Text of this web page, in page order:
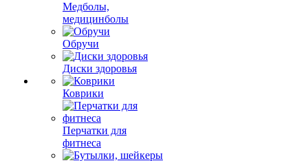
Медболы,
медицинболы
Обручи
Диски здоровья
Коврики
Перчатки для
фитнеса